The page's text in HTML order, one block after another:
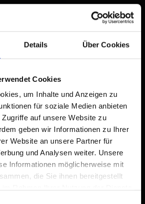
Details Über Cookies
Cookies
um Inhalte und Anzeigen zu
für soziale Medien anbieten
auf unsere Website zu
geben wir Informationen zu Ihrer
Website an unsere Partner für
und Analysen weiter. Unsere
Informationen möglicherweise mit
die Sie ihnen bereitgestellt